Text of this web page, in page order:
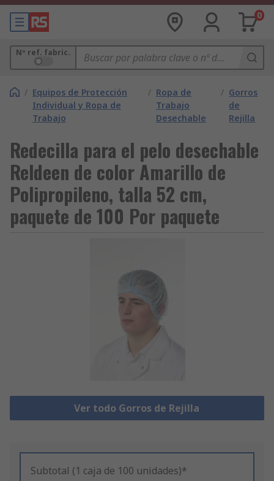
0
Nº ref. fabric.
/ Equipos de Protección
Individual y Ropa de
Trabajo
/ Ropa de
Trabajo
Desechable
/ Gorros
de
Rejilla
Redecilla para el pelo desechable
Reldeen de color Amarillo de
Polipropileno, talla 52 cm,
paquete de 100 Por paquete
Ver todo Gorros de Rejilla
Subtotal (1 caja de 100 unidades)*